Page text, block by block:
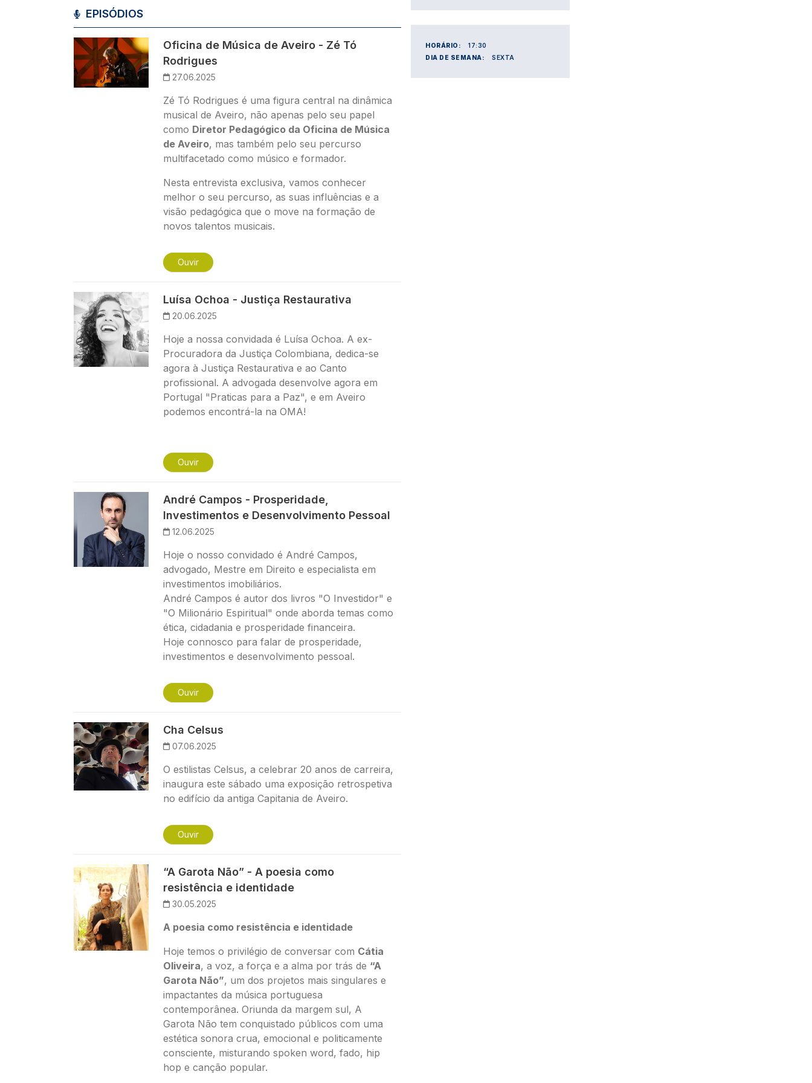
EPISÓDIOS
Imagem
Oficina de Música de Aveiro - Zé Tó
Rodrigues
27.06.2025
Zé Tó Rodrigues é uma figura central na dinâmica
musical de Aveiro, não apenas pelo seu papel
como Diretor Pedagógico da Oficina de Música
de Aveiro, mas também pelo seu percurso
multifacetado como músico e formador.
Nesta entrevista exclusiva, vamos conhecer
melhor o seu percurso, as suas influências e a
visão pedagógica que o move na formação de
novos talentos musicais.
Ouvir
Imagem Luísa Ochoa - Justiça Restaurativa
20.06.2025
Hoje a nossa convidada é Luísa Ochoa. A ex-
Procuradora da Justiça Colombiana, dedica-se
agora à Justiça Restaurativa e ao Canto
profissional. A advogada desenvolve agora em
Portugal "Praticas para a Paz", e em Aveiro
podemos encontrá-la na OMA!
Ouvir
Imagem
André Campos - Prosperidade,
Investimentos e Desenvolvimento Pessoal
12.06.2025
Hoje o nosso convidado é André Campos,
advogado, Mestre em Direito e especialista em
investimentos imobiliários.
André Campos é autor dos livros "O Investidor" e
"O Milionário Espiritual" onde aborda temas como
ética, cidadania e prosperidade financeira.
Hoje connosco para falar de prosperidade,
investimentos e desenvolvimento pessoal.
Ouvir
Imagem Cha Celsus
07.06.2025
O estilistas Celsus, a celebrar 20 anos de carreira,
inaugura este sábado uma exposição retrospetiva
no edifício da antiga Capitania de Aveiro.
Ouvir
Imagem
“A Garota Não” - A poesia como
resistência e identidade
30.05.2025
A poesia como resistência e identidade
Hoje temos o privilégio de conversar com Cátia
Oliveira, a voz, a força e a alma por trás de “A
Garota Não”, um dos projetos mais singulares e
impactantes da música portuguesa
contemporânea. Oriunda da margem sul, A
Garota Não tem conquistado públicos com uma
estética sonora crua, emocional e politicamente
consciente, misturando spoken word, fado, hip
hop e canção popular.
HORÁRIO:
17:30
DIA DE SEMANA:
SEXTA